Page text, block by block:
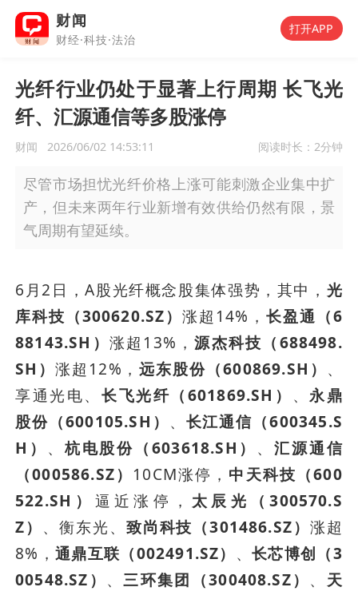
财闻
财经·科技·法治
打开APP
光纤行业仍处于显著上行周期 长飞光
纤、汇源通信等多股涨停
财闻 2026/06/02 14:53:11 阅读时长： 2分钟
尽管市场担忧光纤价格上涨可能刺激企业集中扩
产，但未来两年行业新增有效供给仍然有限，景
气周期有望延续。
6月2日，A股光纤概念股集体强势，其中， 光
库科技（300620.SZ）涨超14%，长盈通（6
88143.SH） 涨超13%，源杰科技（688498.
SH）涨超12%，远东股份（600869.SH） 、
享通光电、 长飞光纤（601869.SH） 、永鼎
股份（600105.SH） 、 长江通信（600345.S
H） 、 杭电股份（603618.SH） 、汇源通信
（000586.SZ） 10CM涨停， 中天科技（600
522.SH） 逼近涨停， 太辰光（300570.S
Z） 、衡东光、 致尚科技（301486.SZ） 涨超
8%， 通鼎互联（002491.SZ） 、长芯博创（3
00548.SZ） 、三环集团（300408.SZ） 、 天